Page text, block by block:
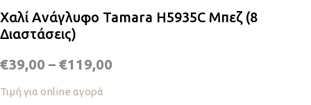
Χαλί Ανάγλυφο Tamara H5935C Μπεζ (8
Διαστάσεις)
€39,00 – €119,00
Τιμή για online αγορά